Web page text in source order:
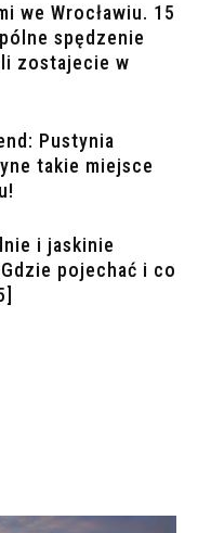
we Wrocławiu. 15
spędzenie
zostajecie w
Pustynia
takie miejsce
i jaskinie
pojechać i co